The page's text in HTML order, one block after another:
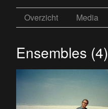
Overzicht Media
Ensembles (4)